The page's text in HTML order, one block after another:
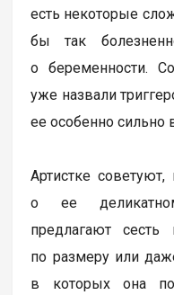
есть некоторые
бы так
о беременности.
уже назвали
ее особенно сильно
Артистке
о ее
предлагают
по размеру или
в которых она